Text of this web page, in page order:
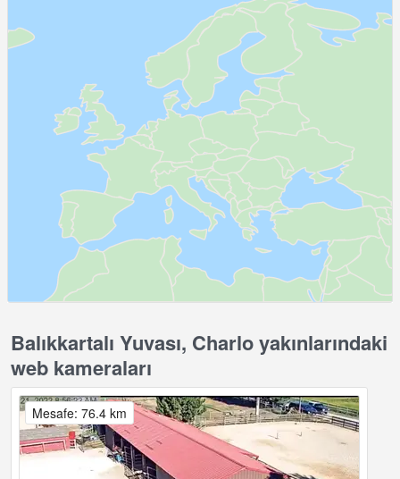
Balıkkartalı Yuvası, Charlo yakınlarındaki
web kameraları
Mesafe: 76.4 km